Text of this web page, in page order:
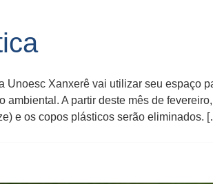
Xanxerê vai utilizar seu espaço
A partir deste mês de
e os copos plásticos serão eliminados.